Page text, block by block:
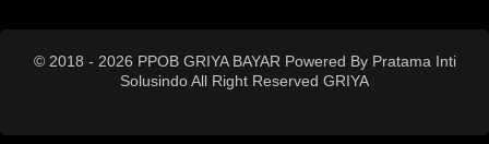
© 2018 - 2026 PPOB GRIYA BAYAR Powered By Pratama Inti
Solusindo All Right Reserved GRIYA